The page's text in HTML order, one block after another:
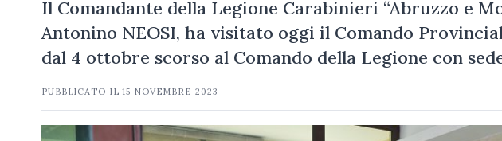
Il Comandante della Legione Carabinieri “Abruzzo e
Antonino NEOSI, ha visitato oggi il Comando
dal 4 ottobre scorso al Comando della Legione con
PUBBLICATO IL15 NOVEMBRE 2023